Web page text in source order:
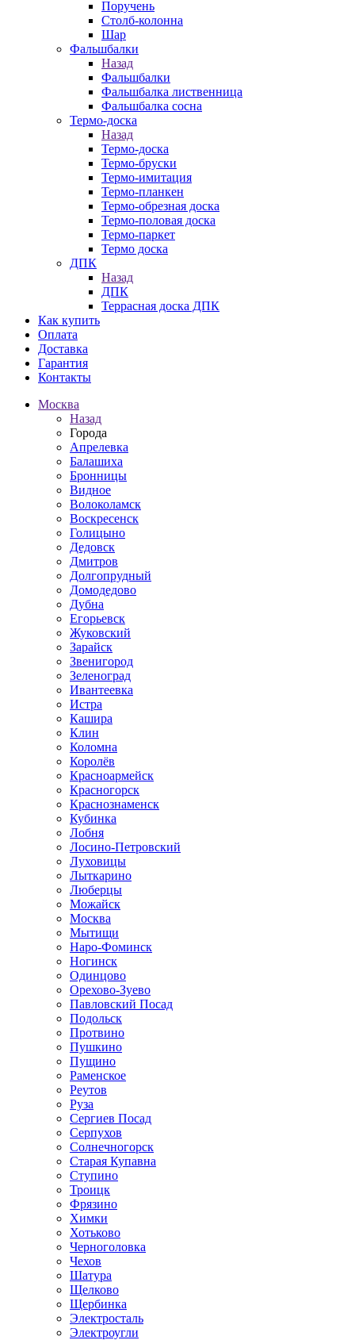
Поручень
Столб-колонна
Шар
Фальшбалки
Назад
Фальшбалки
Фальшбалка лиственница
Фальшбалка сосна
Термо-доска
Назад
Термо-доска
Термо-бруски
Термо-имитация
Термо-планкен
Термо-обрезная доска
Термо-половая доска
Термо-паркет
Термо доска
ДПК
Назад
ДПК
Террасная доска ДПК
Как купить
Оплата
Доставка
Гарантия
Контакты
Москва
Назад
Города
Апрелевка
Балашиха
Бронницы
Видное
Волоколамск
Воскресенск
Голицыно
Дедовск
Дмитров
Долгопрудный
Домодедово
Дубна
Егорьевск
Жуковский
Зарайск
Звенигород
Зеленоград
Ивантеевка
Истра
Кашира
Клин
Коломна
Королёв
Красноармейск
Красногорск
Краснознаменск
Кубинка
Лобня
Лосино-Петровский
Луховицы
Лыткарино
Люберцы
Можайск
Москва
Мытищи
Наро-Фоминск
Ногинск
Одинцово
Орехово-Зуево
Павловский Посад
Подольск
Протвино
Пушкино
Пущино
Раменское
Реутов
Руза
Сергиев Посад
Серпухов
Солнечногорск
Старая Купавна
Ступино
Троицк
Фрязино
Химки
Хотьково
Черноголовка
Чехов
Шатура
Щелково
Щербинка
Электросталь
Электроугли